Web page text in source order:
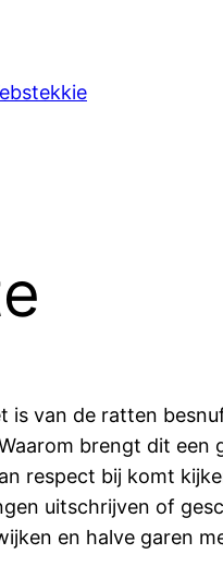
is van de ratten
brengt dit
respect bij komt
uitschrijven of
en halve garen